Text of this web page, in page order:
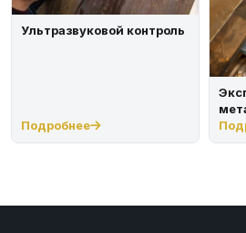
Ультразвуковой контроль
Подробнее